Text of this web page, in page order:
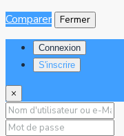
Comparer
Fermer
Connexion
S'inscrire
×